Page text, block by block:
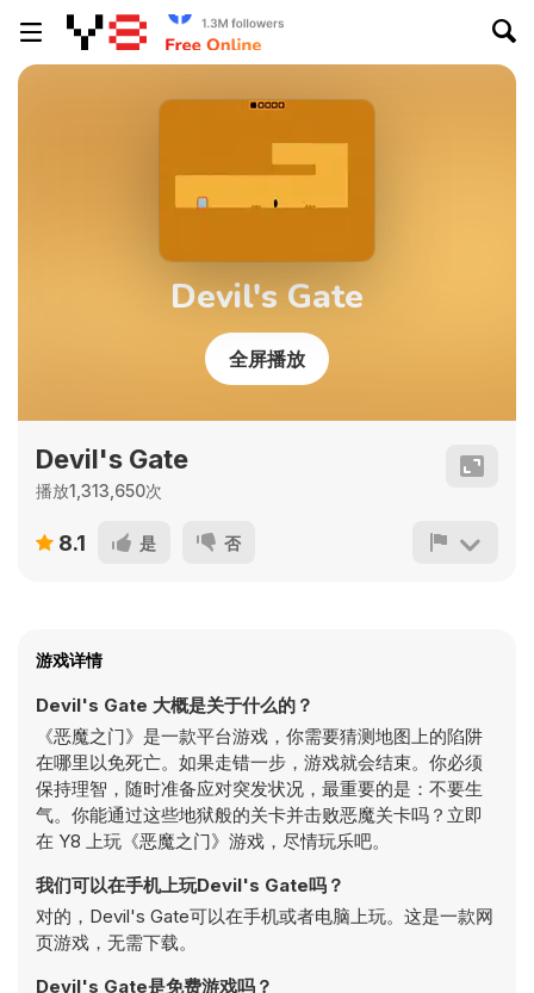
Devil's Gate
全屏播放
Devil's Gate
播放1,313,650次
8.1 是 否
游戏详情
Devil's Gate 大概是关于什么的？
《恶魔之门》是一款平台游戏，你需要猜测地图上的陷阱
在哪里以免死亡。如果走错一步，游戏就会结束。你必须
保持理智，随时准备应对突发状况，最重要的是：不要生
气。你能通过这些地狱般的关卡并击败恶魔关卡吗？立即
在 Y8 上玩《恶魔之门》游戏，尽情玩乐吧。
我们可以在手机上玩Devil's Gate吗？
对的，Devil's Gate可以在手机或者电脑上玩。这是一款网
页游戏，无需下载。
Devil's Gate是免费游戏吗？